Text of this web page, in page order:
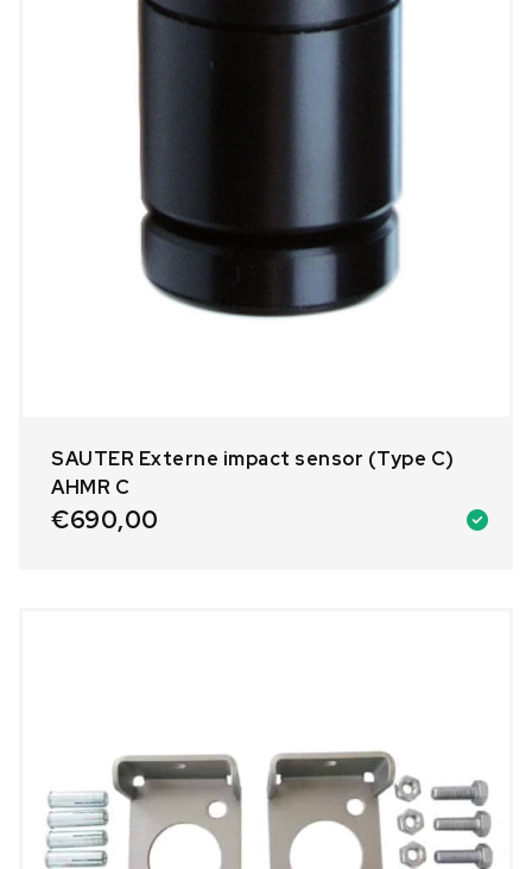
SAUTER Externe impact sensor (Type C)
AHMR C
€690,00